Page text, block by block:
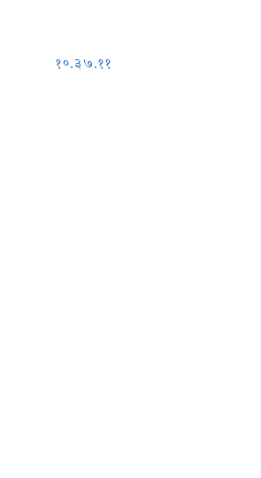
१०.३७.११